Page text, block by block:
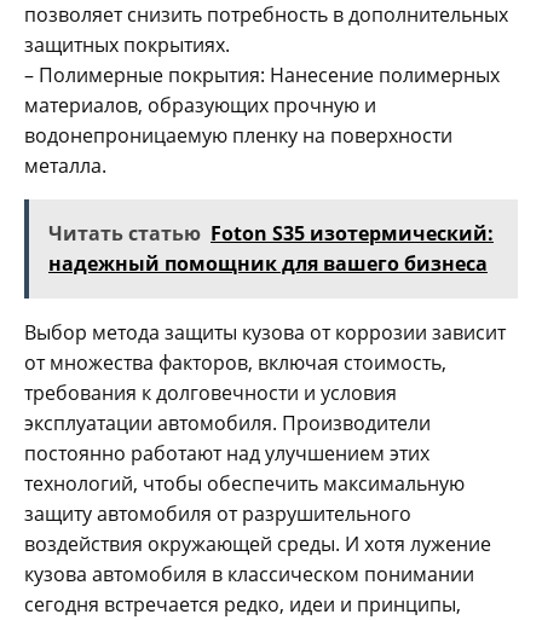
позволяет снизить потребность в дополнительных
защитных покрытиях.
– Полимерные покрытия: Нанесение полимерных
материалов, образующих прочную и
водонепроницаемую пленку на поверхности
металла.
Читать статью Foton S35 изотермический:
надежный помощник для вашего бизнеса
Выбор метода защиты кузова от коррозии зависит
от множества факторов, включая стоимость,
требования к долговечности и условия
эксплуатации автомобиля. Производители
постоянно работают над улучшением этих
технологий, чтобы обеспечить максимальную
защиту автомобиля от разрушительного
воздействия окружающей среды. И хотя лужение
кузова автомобиля в классическом понимании
сегодня встречается редко, идеи и принципы,